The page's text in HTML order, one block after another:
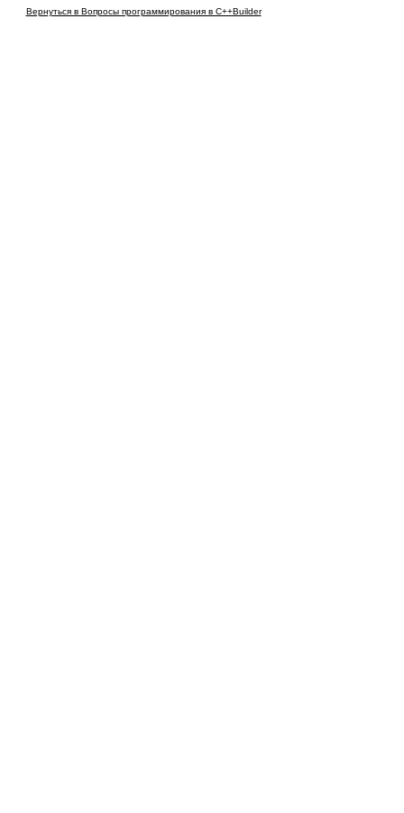
Вернуться в Вопросы программирования в C++Builder